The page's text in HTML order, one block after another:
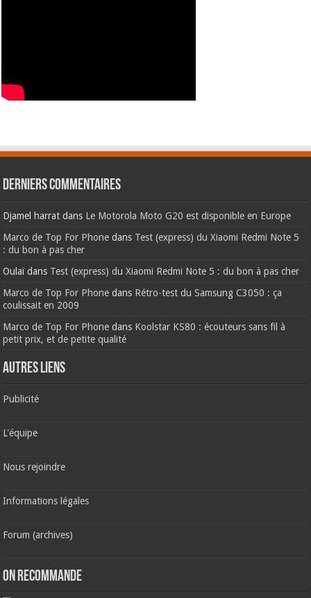
Derniers commentaires
Djamel harrat dans Le Motorola Moto G20 est disponible en Europe
Marco de Top For Phone dans Test (express) du Xiaomi Redmi Note 5
: du bon à pas cher
Oulaïdans Test (express) du Xiaomi Redmi Note 5 : du bon à pas cher
Marco de Top For Phone dans Rétro-test du Samsung C3050 : ça
coulissait en 2009
Marco de Top For Phone dans Koolstar KS80 : écouteurs sans fil à
petit prix, et de petite qualité
AUTRES LIENS
Publicité
L'équipe
Nous rejoindre
Informations légales
Forum (archives)
ON RECOMMANDE